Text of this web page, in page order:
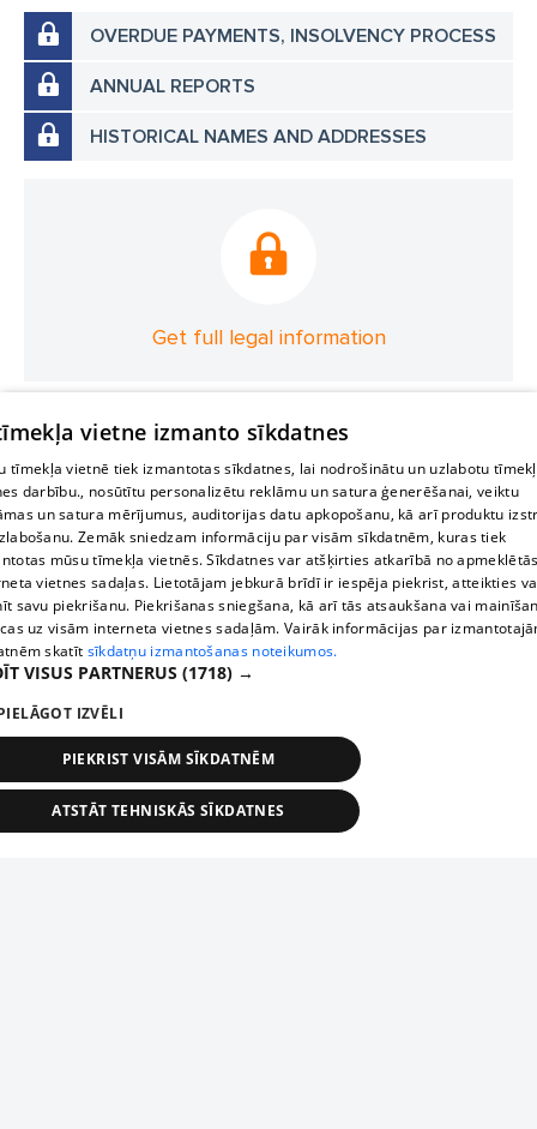
OVERDUE PAYMENTS, INSOLVENCY PROCESS
ANNUAL REPORTS
HISTORICAL NAMES AND ADDRESSES
Get full legal information
vietne izmanto sīkdatnes
tīmekļa vietnē tiek izmantotas sīkdatnes, lai nodrošinātu un uzlabotu
darbību., nosūtītu personalizētu reklāmu un satura ģenerēšanai, veiktu
un satura mērījumus, auditorijas datu apkopošanu, kā arī produktu
Zemāk sniedzam informāciju par visām sīkdatnēm, kuras tiek
mūsu tīmekļa vietnēs. Sīkdatnes var atšķirties atkarībā no
vietnes sadaļas. Lietotājam jebkurā brīdī ir iespēja piekrist, atteikties
savu piekrišanu. Piekrišanas sniegšana, kā arī tās atsaukšana vai
uz visām interneta vietnes sadaļām. Vairāk informācijas par
skatīt sīkdatņu izmantošanas noteikumos.
VISUS PARTNERUS (1718) →
IZVĒLI
PIEKRIST VISĀM SĪKDATNĒM
ATSTĀT TEHNISKĀS SĪKDATNES